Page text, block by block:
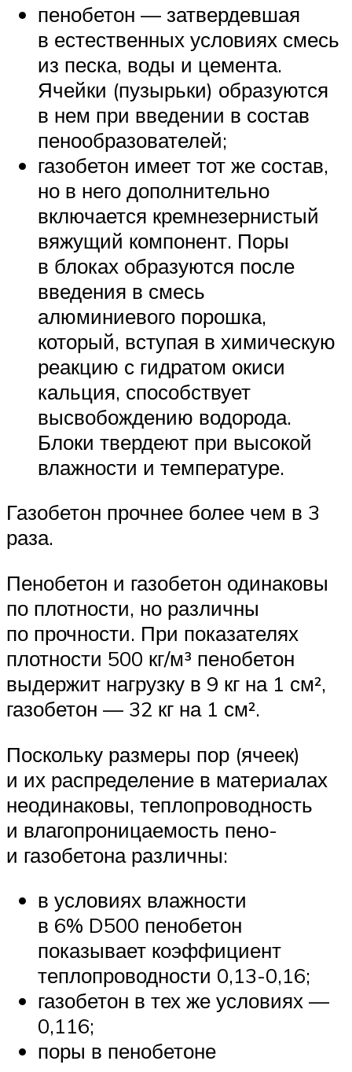
пенобетон — затвердевшая
в естественных условиях смесь
из песка, воды и цемента.
Ячейки (пузырьки) образуются
в нем при введении в состав
пенообразователей;
газобетон имеет тот же состав,
но в него дополнительно
включается кремнезернистый
вяжущий компонент. Поры
в блоках образуются после
введения в смесь
алюминиевого порошка,
который, вступая в химическую
реакцию с гидратом окиси
кальция, способствует
высвобождению водорода.
Блоки твердеют при высокой
влажности и температуре.
Газобетон прочнее более чем в 3
раза.
Пенобетон и газобетон одинаковы
по плотности, но различны
по прочности. При показателях
плотности 500 кг/м³ пенобетон
выдержит нагрузку в 9 кг на 1 см²,
газобетон — 32 кг на 1 см².
Поскольку размеры пор (ячеек)
и их распределение в материалах
неодинаковы, теплопроводность
и влагопроницаемость пено-
и газобетона различны:
в условиях влажности
в 6% D500 пенобетон
показывает коэффициент
теплопроводности 0,13-0,16;
газобетон в тех же условиях —
0,116;
поры в пенобетоне